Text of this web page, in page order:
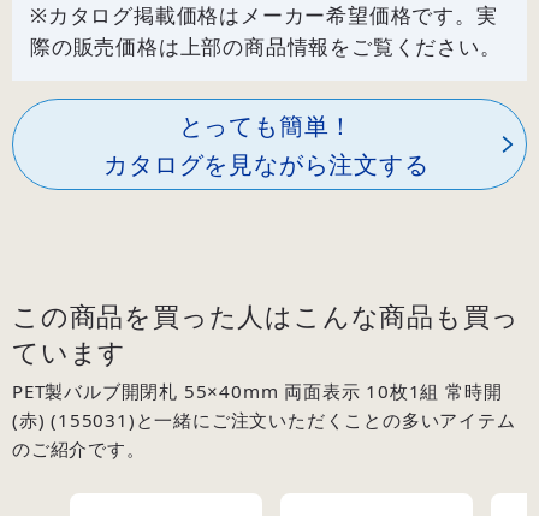
※カタログ掲載価格はメーカー希望価格です。実
際の販売価格は上部の商品情報をご覧ください。
とっても簡単！
カタログを見ながら注文する
この商品を買った人はこんな商品も買っ
ています
PET製バルブ開閉札 55×40mm 両面表示 10枚1組 常時開
(赤) (155031)と一緒にご注文いただくことの多いアイテム
のご紹介です。